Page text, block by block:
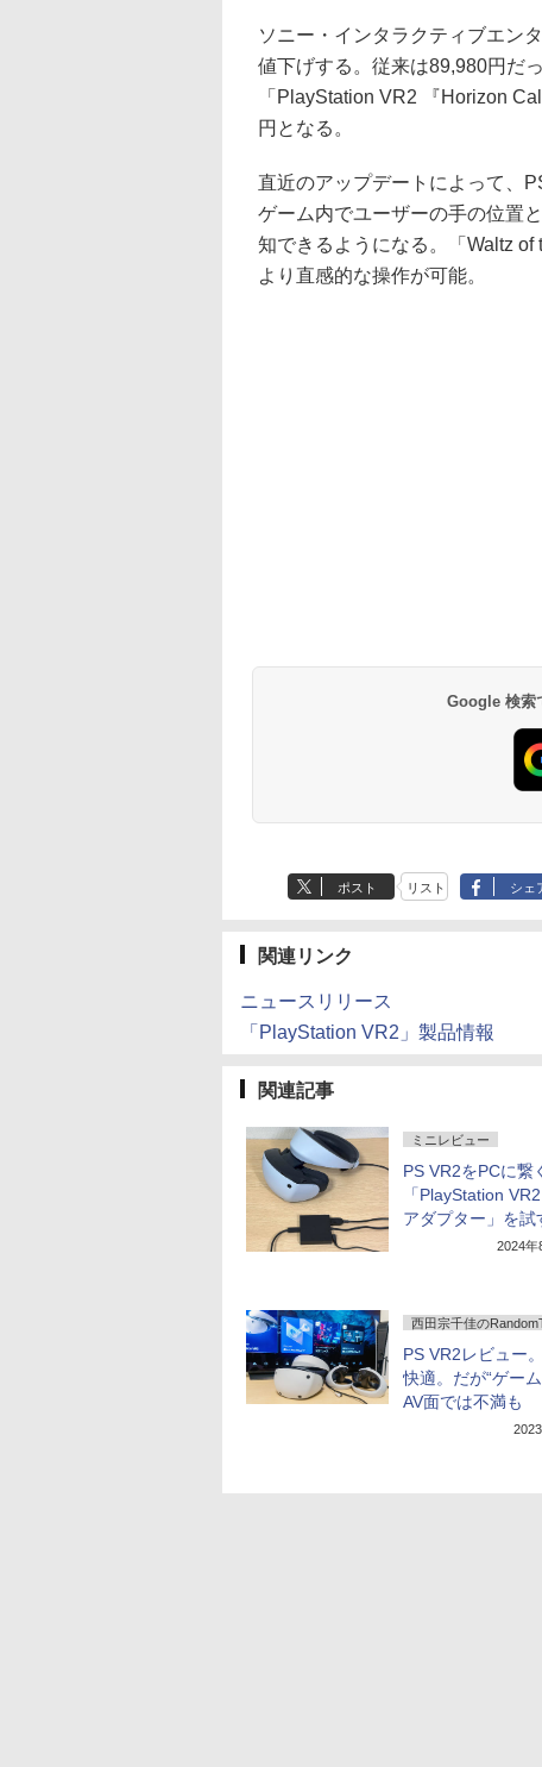
ソニー・インタラクティブエン
値下げする。従来は89,980円だ
「PlayStation VR2 『Horizon
円となる。
直近のアップデートによって、
ゲーム内でユーザーの手の位置
知できるようになる。「Waltz of
より直感的な操作が可能。
Google 検索
ポスト リスト シェ
関連リンク
ニュースリリース
「PlayStation VR2」製品情報
関連記事
ミニレビュー
PS VR2をPCに繋
「PlayStation
アダプター」を試
2024年
西田宗千佳の
PS VR2レビュー
快適。だが“ゲー
AV面では不満も